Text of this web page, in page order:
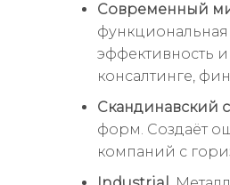
Современный
функциональная
эффективность
консалтинге,
Скандинавский
форм. Создаёт
компаний с